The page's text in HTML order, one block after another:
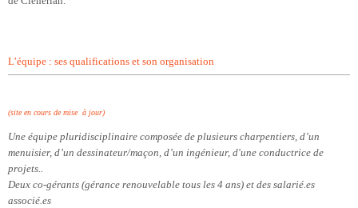
L’équipe : ses qualifications et son organisation
(site en cours de mise à jour)
Une équipe pluridisciplinaire composée de plusieurs charpentiers, d’un
menuisier, d’un dessinateur/maçon, d’un ingénieur, d'une conductrice de
projets..
Deux co-gérants (gérance renouvelable tous les 4 ans) et des salarié.es
associé.es